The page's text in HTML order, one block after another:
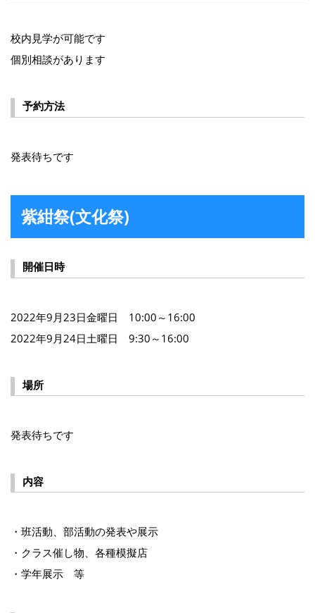
校内見学が可能です
個別相談があります
予約方法
発表待ちです
紫紺祭(文化祭)
開催日時
2022年9月23日金曜日 10:00～16:00
2022年9月24日土曜日 9:30～16:00
場所
発表待ちです
内容
・班活動、部活動の発表や展示
・クラス催し物、各種模擬店
・学年展示 等